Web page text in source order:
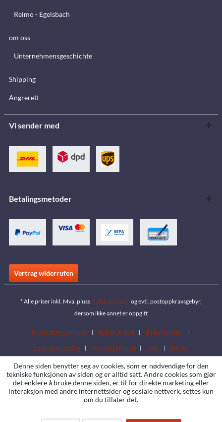
Reimo - Egelsbach
om oss
Unternehmensgeschichte
Shipping
Angrerett
Vi sender med
Betalingsmetoder
Vertrag widerrufen
* Alle priser inkl. Mva. plussfraktkostnaderog evtl. postoppkravsgebyr,
dersom ikke annet er oppgitt
Nedlastingsområde Butikk finner
Bli forhandler
Last ned katalog
Ta kontakt med Jobs Steder
Denne siden benytter seg av cookies, som er nødvendige for den
tekniske funksjonen av siden og er alltid satt. Andre cookies som gjør
det enklere å bruke denne siden, er til for direkte marketing eller
interaksjon med andre internettsider og sosiale nettverk, settes kun
om du tillater det.